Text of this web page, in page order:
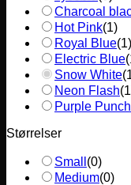
Charcoal
Hot Pink(1)
Royal Blue(1)
Electric Blue(
Snow White(
Neon Flash(1
Purple Punch
Størrelser
Small (0)
Medium(0)